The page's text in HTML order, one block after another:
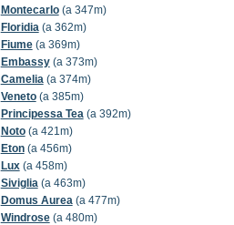
Montecarlo(a 347m)
Floridia(a 362m)
Fiume(a 369m)
Embassy(a 373m)
Camelia(a 374m)
Veneto(a 385m)
Principessa Tea(a 392m)
Noto(a 421m)
Eton(a 456m)
Lux(a 458m)
Siviglia(a 463m)
Domus Aurea(a 477m)
Windrose(a 480m)